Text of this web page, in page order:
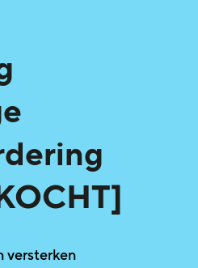
versterken